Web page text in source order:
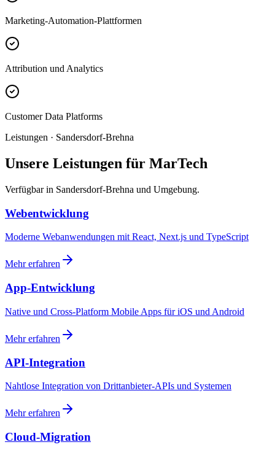
Marketing-Automation-Plattformen
Attribution und Analytics
Customer Data Platforms
Leistungen · Sandersdorf-Brehna
Unsere Leistungen für MarTech
Verfügbar in Sandersdorf-Brehna und Umgebung.
Webentwicklung
Moderne Webanwendungen mit React, Next.js und TypeScript
Mehr erfahren
App-Entwicklung
Native und Cross-Platform Mobile Apps für iOS und Android
Mehr erfahren
API-Integration
Nahtlose Integration von Drittanbieter-APIs und Systemen
Mehr erfahren
Cloud-Migration